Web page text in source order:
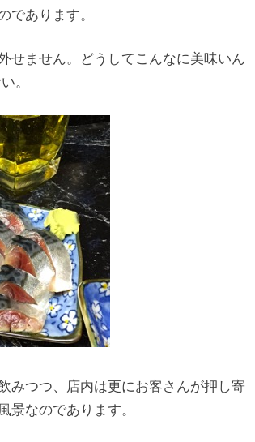
であります。
せません。どうしてこんなに美味いん
。
みつつ、店内は更にお客さんが押し寄
景なのであります。